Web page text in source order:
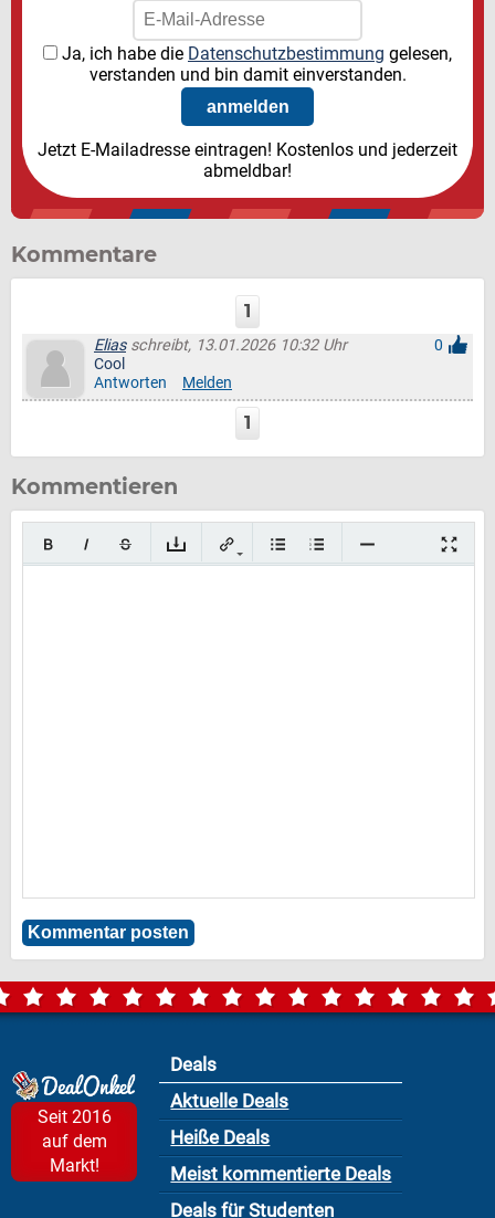
Ja, ich habe die Datenschutzbestimmung gelesen,
verstanden und bin damit einverstanden.
Jetzt E-Mailadresse eintragen! Kostenlos und jederzeit
abmeldbar!
Kommentare
1
Eliasschreibt, 13.01.2026 10:32 Uhr
0
Cool
Antworten
Melden
1
Kommentieren
Seit 2016
auf dem
Markt!
Deals
Aktuelle Deals
Heiße Deals
Meist kommentierte Deals
Deals für Studenten